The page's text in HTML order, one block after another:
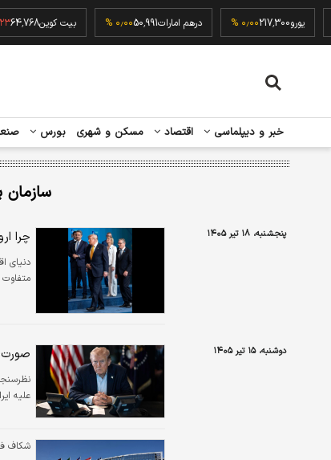
یورو217,300 درهم امارات50,991 بیت کوین
خبر و دیپلماسی اقتصاد مسکن و شهری بورس
سازمان
پنجشنبه، ۱۸ تیر ۱۴۰۵ چرا
دنیای
متفاوت
دوشنبه، ۱۵ تیر ۱۴۰۵
علیه
شکاف